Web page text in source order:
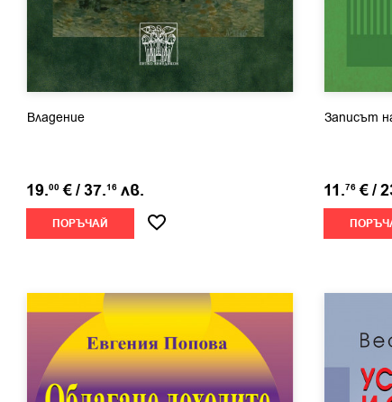
Владение
19.00 €/37.16 лв.
ПОРЪЧАЙ
Записът
11.76 €/